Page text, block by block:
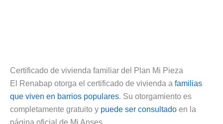
Certificado de vivienda familiar del Plan Mi Pieza
El Renabap otorga el certificado de vivienda a familias
que viven en barrios populares. Su otorgamiento es
completamente gratuito y puede ser consultado en la